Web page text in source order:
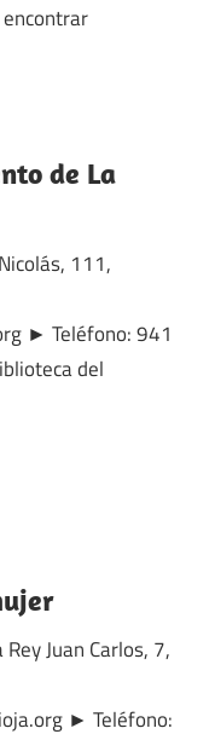
de La
111,
► Teléfono: 941
del
Juan Carlos, 7,
► Teléfono: